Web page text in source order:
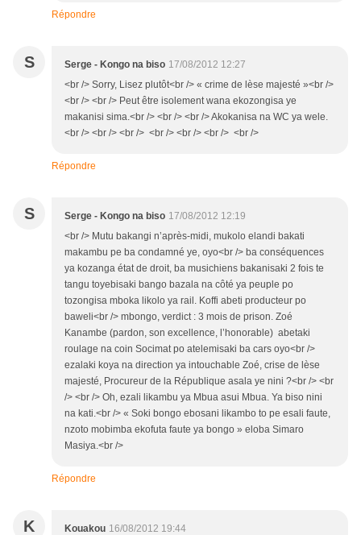
Répondre
S Serge - Kongo na biso 17/08/2012 12:27
<br /> Sorry, Lisez plutôt<br /> « crime de lèse majesté »<br />
<br /> <br /> Peut être isolement wana ekozongisa ye
makanisi sima.<br /> <br /> <br /> Akokanisa na WC ya wele.
<br /> <br /> <br /> <br /> <br /> <br /> <br />
Répondre
S Serge - Kongo na biso 17/08/2012 12:19
<br /> Mutu bakangi n’après-midi, mukolo elandi bakati
makambu pe ba condamné ye, oyo<br /> ba conséquences
ya kozanga état de droit, ba musichiens bakanisaki 2 fois te
tangu toyebisaki bango bazala na côté ya peuple po
tozongisa mboka likolo ya rail. Koffi abeti producteur po
baweli<br /> mbongo, verdict : 3 mois de prison. Zoé
Kanambe (pardon, son excellence, l’honorable) abetaki
roulage na coin Socimat po atelemisaki ba cars oyo<br />
ezalaki koya na direction ya intouchable Zoé, crise de lèse
majesté, Procureur de la République asala ye nini ?<br /> <br
/> <br /> Oh, ezali likambu ya Mbua asui Mbua. Ya biso nini
na kati.<br /> « Soki bongo ebosani likambo to pe esali faute,
nzoto mobimba ekofuta faute ya bongo » eloba Simaro
Masiya.<br />
Répondre
K Kouakou 16/08/2012 19:44